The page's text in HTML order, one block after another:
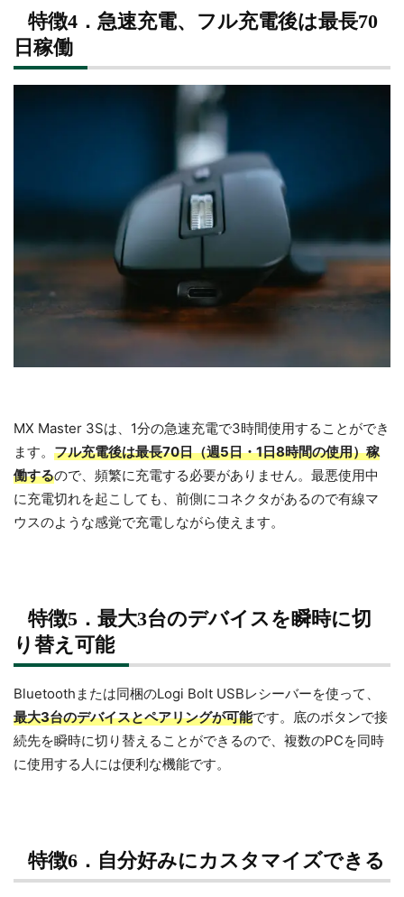
特徴4．急速充電、フル充電後は最長70
日稼働
MX Master 3Sは、1分の急速充電で3時間使用することができ
ます。 フル充電後は最長70日（週5日・1日8時間の使用）稼
働するので、頻繁に充電する必要がありません。最悪使用中
に充電切れを起こしても、前側にコネクタがあるので有線マ
ウスのような感覚で充電しながら使えます。
特徴5．最大3台のデバイスを瞬時に切
り替え可能
Bluetoothまたは同梱のLogi Bolt USBレシーバーを使って、
最大3台のデバイスとペアリングが可能です。底のボタンで接
続先を瞬時に切り替えることができるので、複数のPCを同時
に使用する人には便利な機能です。
特徴6．自分好みにカスタマイズできる